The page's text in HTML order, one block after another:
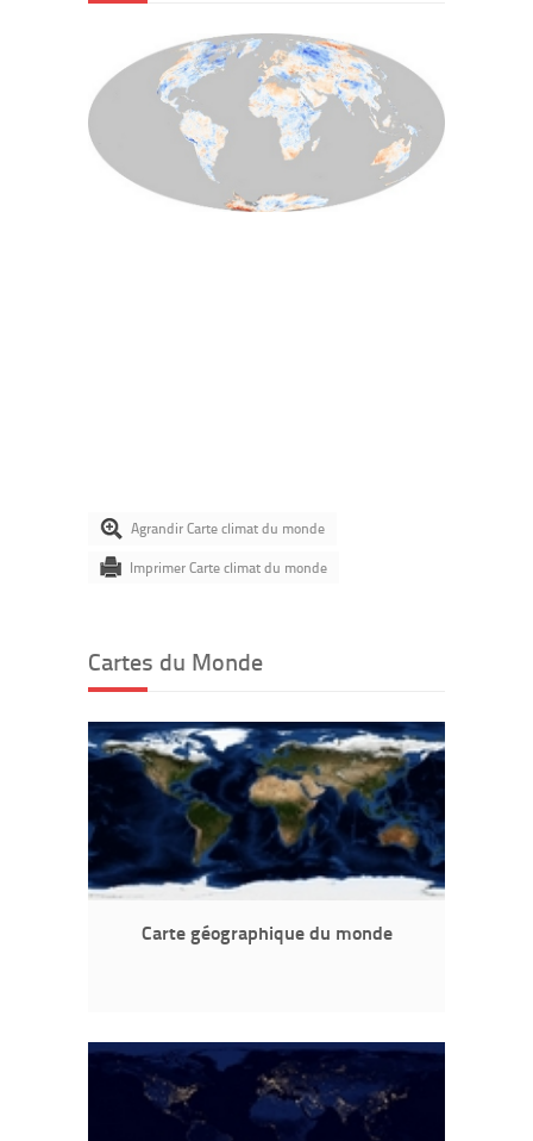
Agrandir Carte climat du monde
Imprimer Carte climat du monde
Cartes du Monde
Carte géographique du monde